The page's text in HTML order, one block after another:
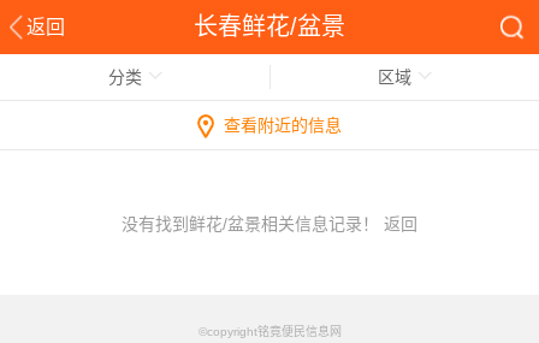
返回 长春鲜花/盆景
分类 区域
查看附近的信息
没有找到鲜花/盆景相关信息记录！ 返回
©copyright铭竟便民信息网